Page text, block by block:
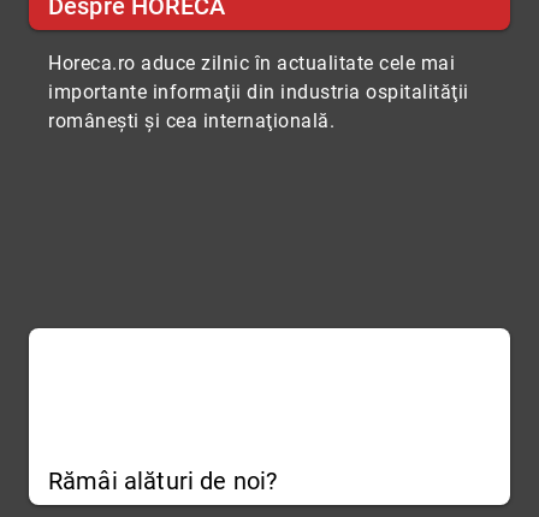
Despre HORECA
Horeca.ro aduce zilnic în actualitate cele mai
importante informaţii din industria ospitalităţii
româneşti şi cea internaţională.
Rămâi alături de noi?